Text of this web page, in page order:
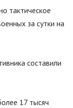
тактическое
за сутки на
составили
17 тысяч